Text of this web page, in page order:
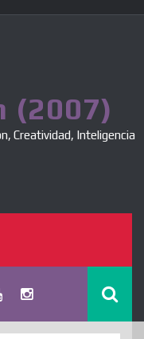
(2007)
Creatividad, Inteligencia